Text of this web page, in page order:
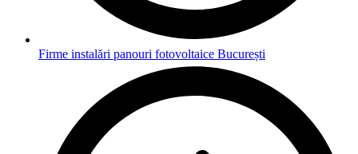
Firme instalări panouri fotovoltaice București